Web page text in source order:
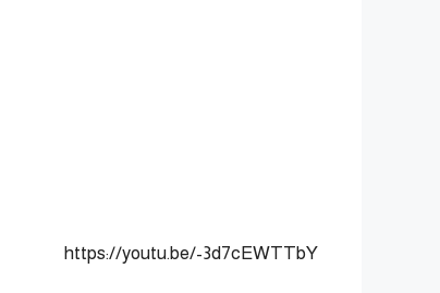
https://youtu.be/-3d7cEWTTbY